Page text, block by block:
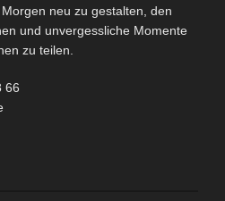
neu zu gestalten, den
und unvergessliche Momente
zu teilen.
66